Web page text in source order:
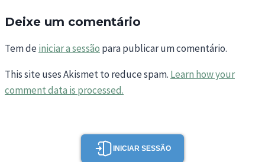
Deixe um comentário
Tem deiniciar a sessão para publicar um comentário.
This site uses Akismet to reduce spam. Learn how your
comment data is processed.
INICIAR SESSÃO